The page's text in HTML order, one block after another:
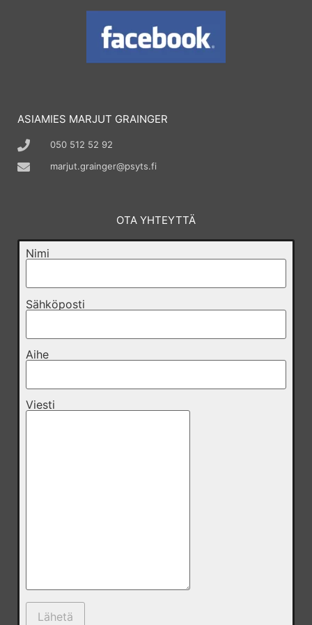
ASIAMIES MARJUT GRAINGER
050 512 52 92
marjut.grainger@psyts.fi
OTA YHTEYTTÄ
Nimi
Sähköposti
Aihe
Viesti